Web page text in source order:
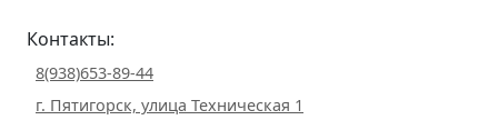
Контакты:
8(938)653-89-44
г. Пятигорск, улица Техническая 1